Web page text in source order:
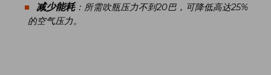
减少能耗：所需吹瓶压力不到20巴，可降低高达25%
的空气压力。